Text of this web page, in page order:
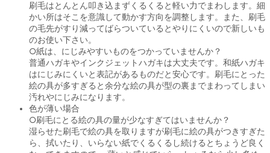
刷毛はとんとん叩き込まずくるくると軽い力でまわします。細
かい所はそこを意識して動かす方向を調整します。また、刷毛
の毛先がすり減ってばらついているとやりにくいので新しいも
のお使い下さい。
○紙は、にじみやすいものをつかっていませんか？
普通ハガキやインクジェットハガキは大丈夫です。和紙ハガキ
はにじみにくいと表記があるものだと安心です。刷毛にとった
絵の具が多すぎると余分な絵の具が型の裏までまわってしまい
汚れやにじみになります。
色が薄い場合
○刷毛にとる絵の具の量が少なすぎてはいませんか？
湿らせた刷毛で絵の具を取りますが刷毛に絵の具がつきすぎた
ら、拭いたり、いらない紙でくるくるし続けるとちょうど良く